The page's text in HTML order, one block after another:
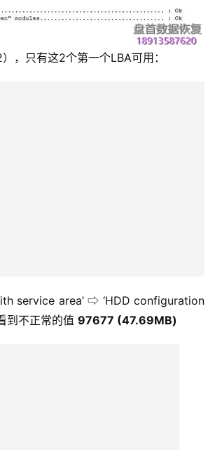
，只有这2个第一个LBA可用：
service area’ ⇨ ‘HDD configuration
到不正常的值 97677 (47.69MB)